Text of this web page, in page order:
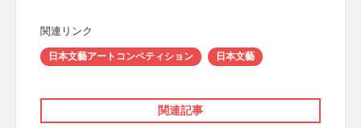
関連リンク
日本文藝アートコンペティション 日本文藝
関連記事